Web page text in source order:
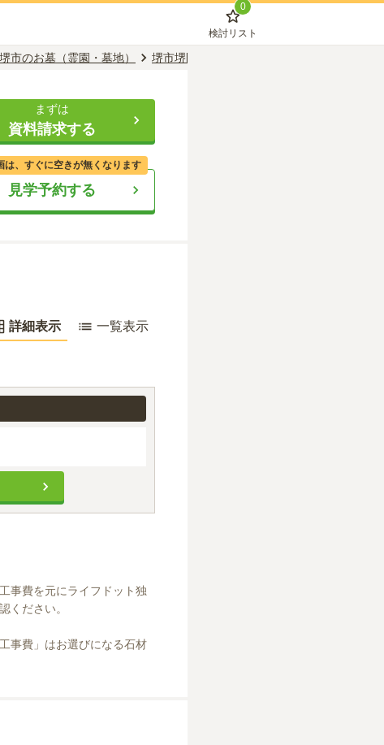
0
検討リスト
堺市のお墓（霊園・墓地） 堺市堺区のお墓（霊園・墓地）
まずは
資料請求する
見学予約する
は、すぐに空きが無くなります
詳細表示 一覧表示
事費を元にライフドット独
ください。
事費」はお選びになる石材